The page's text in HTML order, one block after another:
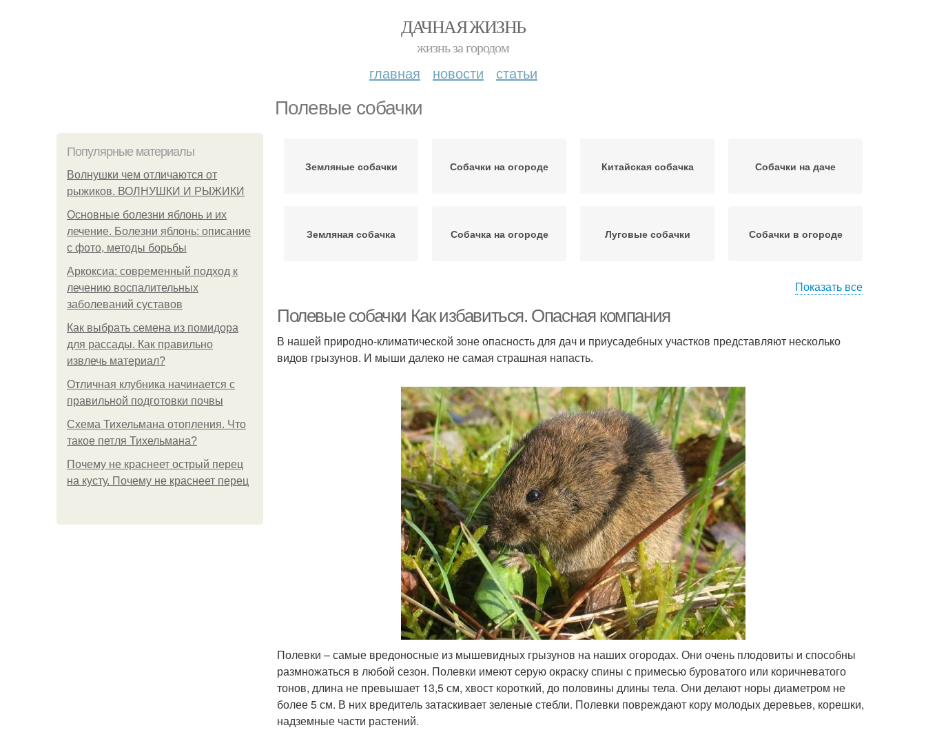
ДАЧНАЯ ЖИЗНЬ
жизнь за городом
главная новости статьи
Полевые собачки
Популярные материалы
Волнушки чем отличаются от
рыжиков. ВОЛНУШКИ И РЫЖИКИ
Основные болезни яблонь и их
лечение. Болезни яблонь: описание
с фото, методы борьбы
Аркоксиа: современный подход к
лечению воспалительных
заболеваний суставов
Как выбрать семена из помидора
для рассады. Как правильно
извлечь материал?
Отличная клубника начинается с
правильной подготовки почвы
Схема Тихельмана отопления. Что
такое петля Тихельмана?
Почему не краснеет острый перец
на кусту. Почему не краснеет перец
Земляные собачки Собачки на огороде Китайская собачка Собачки на даче
Земляная собачка Собачка на огороде Луговые собачки Собачки в огороде
Показать все
Полевые собачки Как избавиться. Опасная компания
В нашей природно-климатической зоне опасность для дач и приусадебных участков представляют несколько
видов грызунов. И мыши далеко не самая страшная напасть.
Полевки – самые вредоносные из мышевидных грызунов на наших огородах. Они очень плодовиты и способны
размножаться в любой сезон. Полевки имеют серую окраску спины с примесью буроватого или коричневатого
тонов, длина не превышает 13,5 см, хвост короткий, до половины длины тела. Они делают норы диаметром не
более 5 см. В них вредитель затаскивает зеленые стебли. Полевки повреждают кору молодых деревьев, корешки,
надземные части растений.